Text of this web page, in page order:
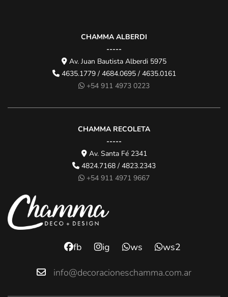
CHAMMA ALBERDI
-----
Av. Juan Bautista Alberdi 5975
4635.1779 / 4684.0695 / 4635.0161
+54 911 4973 0223
CHAMMA RECOLETA
-----
Av. Santa Fé 2341
4824.7168 / 4823.2343
+54 911 4971 9667
fb ig ws ws2
info@decoracioneschamma.com.ar